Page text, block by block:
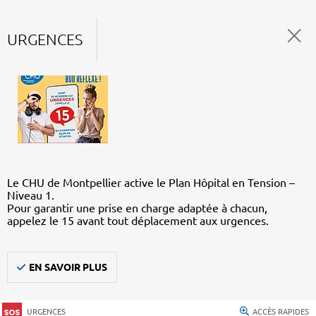
URGENCES
Le CHU de Montpellier active le Plan Hôpital en Tension –
Niveau 1.
Pour garantir une prise en charge adaptée à chacun,
appelez le 15 avant tout déplacement aux urgences.
EN SAVOIR PLUS
URGENCES ACCÈS RAPIDES